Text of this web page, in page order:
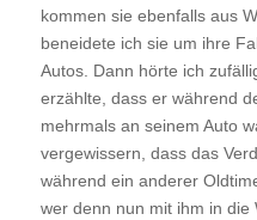
kommen sie ebenfalls aus
beneidete ich sie um ihre
Autos. Dann hörte ich
erzählte, dass er während
mehrmals an seinem Auto
vergewissern, dass das
während ein anderer
wer denn nun mit ihm in die